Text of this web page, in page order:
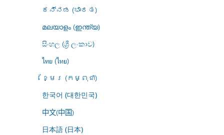
ಕನ್ನಡ (ಭಾರತ)
മലയാളം (ഇന്ത്യ)
සිංහල (ශ්‍රී ලංකාව)
ไทย (ไทย)
ខ្មែរ (កម្ពុជា)
한국어 (대한민국)
中文(中国)
日本語 (日本)